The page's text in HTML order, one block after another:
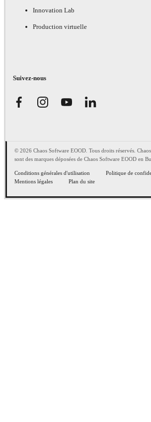
Innovation Lab
Production virtuelle
Suivez-nous
© 2026 Chaos Software EOOD. Tous droits réservés.
sont des marques déposées de Chaos Software EOOD en
Conditions générales d'utilisation
Politique de
Mentions légales
Plan du site